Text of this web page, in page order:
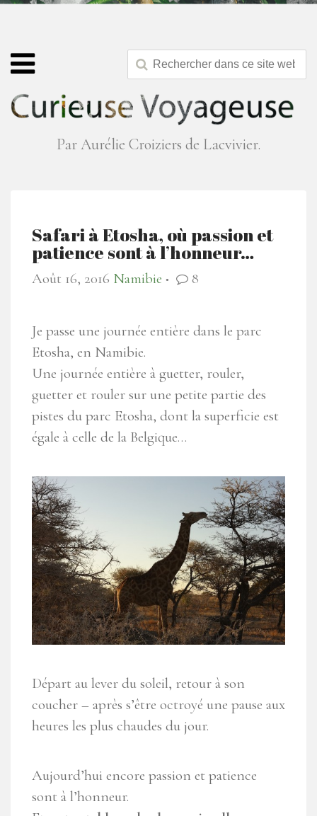
Par Aurélie Croiziers de Lacvivier.
Safari à Etosha, où passion et
patience sont à l’honneur…
Août 16, 2016 Namibie ● 8
Je passe une journée entière dans le parc
Etosha, en Namibie.
Une journée entière à guetter, rouler,
guetter et rouler sur une petite partie des
pistes du parc Etosha, dont la superficie est
égale à celle de la Belgique…
Départ au lever du soleil, retour à son
coucher – après s’être octroyé une pause aux
heures les plus chaudes du jour.
Aujourd’hui encore passion et patience
sont à l’honneur.